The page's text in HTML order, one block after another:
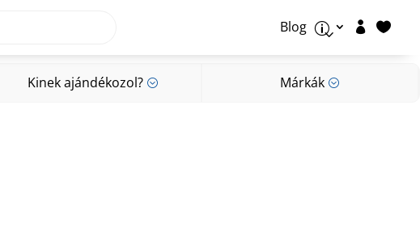
Blog p  
Kinek ajándékozol? ; Márkák ;
Márkák;